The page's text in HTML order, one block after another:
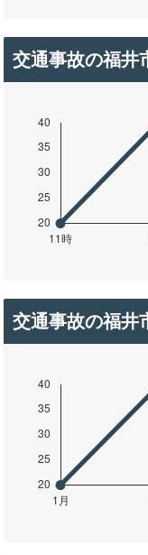
交通事故の福井
交通事故の福井